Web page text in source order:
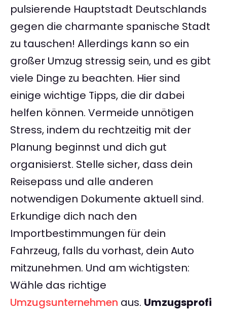
pulsierende Hauptstadt Deutschlands
gegen die charmante spanische Stadt
zu tauschen! Allerdings kann so ein
großer Umzug stressig sein, und es gibt
viele Dinge zu beachten. Hier sind
einige wichtige Tipps, die dir dabei
helfen können. Vermeide unnötigen
Stress, indem du rechtzeitig mit der
Planung beginnst und dich gut
organisierst. Stelle sicher, dass dein
Reisepass und alle anderen
notwendigen Dokumente aktuell sind.
Erkundige dich nach den
Importbestimmungen für dein
Fahrzeug, falls du vorhast, dein Auto
mitzunehmen. Und am wichtigsten:
Wähle das richtige
Umzugsunternehmen aus. Umzugsprofi